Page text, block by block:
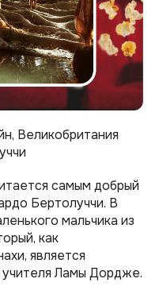
Великобритания
самым добрый
Бертолуччи. В
мальчика из
как
является
Ламы Дордже.